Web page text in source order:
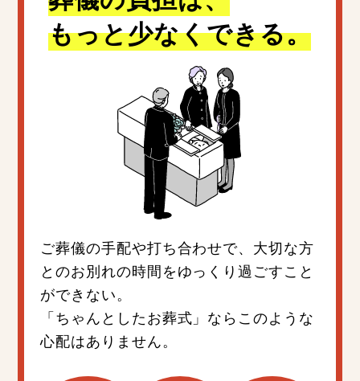
もっと少なくできる。
ご葬儀の手配や打ち合わせで、大切な方
とのお別れの時間をゆっくり過ごすこと
ができない。
「ちゃんとしたお葬式」ならこのような
心配はありません。